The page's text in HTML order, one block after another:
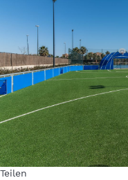
Teilen